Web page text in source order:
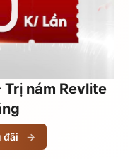
nám Revlite
đãi →